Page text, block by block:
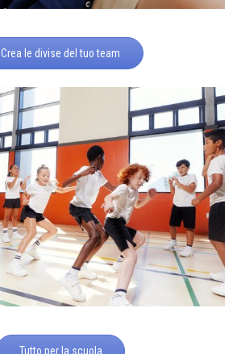
Crea le divise del tuo team
Tutto per la scuola